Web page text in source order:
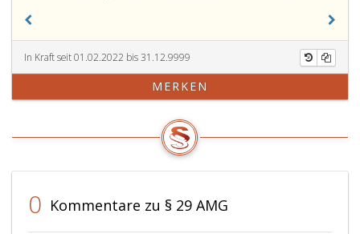
Absatz
letzter
Dieses
setzt
aus
In Kraft seit 01.02.2022 bis 31.12.9999
MERKEN
0 Kommentare zu § 29 AMG